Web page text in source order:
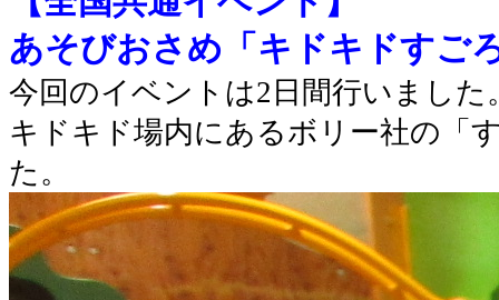
あそびおさめ「キドキドすご
今回のイベントは2日間行いました
キドキド場内にあるボリー社の「
た。